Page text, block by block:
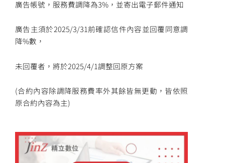
廣告帳號，服務費調降為3%，並寄出電子郵件通知
廣告主須於2025/3/31前確認信件內容並回覆同意調
降%數，
未回覆者，將於2025/4/1調整回原方案
(合約內容除調降服務費率外其餘皆無更動，皆依照
原合約內容為主)